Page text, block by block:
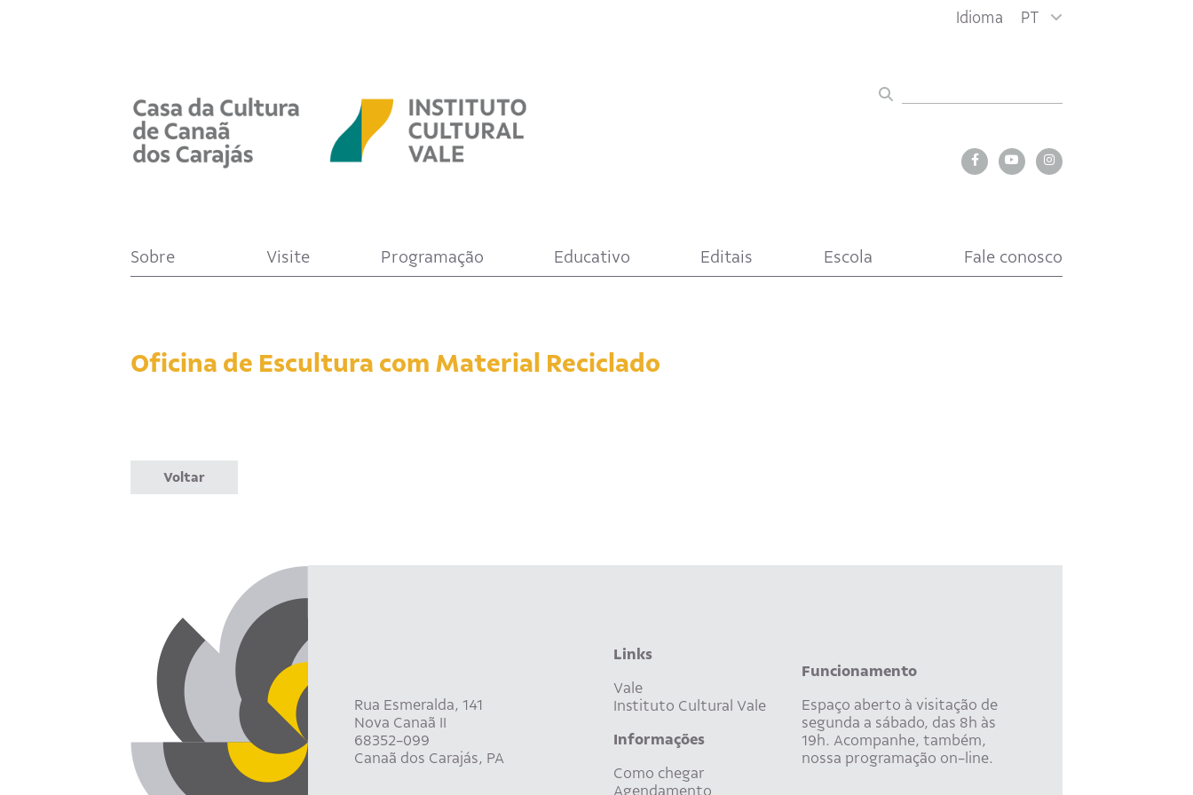
Idioma PT
Sobre Visite Programação Educativo Editais Escola Fale conosco
Oficina de Escultura com Material Reciclado
Voltar
Rua Esmeralda, 141
Nova Canaã II
68352-099
Canaã dos Carajás, PA
Links
Vale
Instituto Cultural Vale
Informações
Como chegar
Agendamento
Funcionamento
Espaço aberto à visitação de
segunda a sábado, das 8h às
19h. Acompanhe, também,
nossa programação on-line.